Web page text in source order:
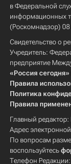
в Федеральной
информационных
(Роскомнадзор) 08
Свидетельство о
Учредитель:
предприятие
«Россия сегодня»
Правила
Политика
Правила
Главный редактор:
Адрес
По вопросам
воспользуйтесь
Телефон Редакции: